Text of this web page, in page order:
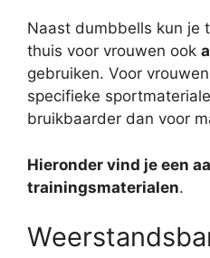
Naast dumbbells kun je
thuis voor vrouwen ook
gebruiken. Voor
specifieke
bruikbaarder dan voor
Hieronder vind je een
trainingsmaterialen.